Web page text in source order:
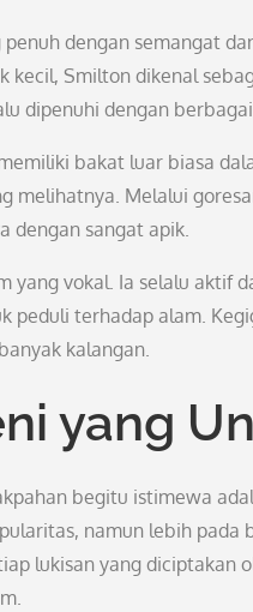
dengan semangat
kecil, Smilton dikenal
dipenuhi dengan
bakat luar biasa
melihatnya. Melalui
dengan sangat apik.
yang vokal. Ia selalu aktif
peduli terhadap alam.
kalangan.
yang
begitu istimewa
namun lebih
lukisan yang